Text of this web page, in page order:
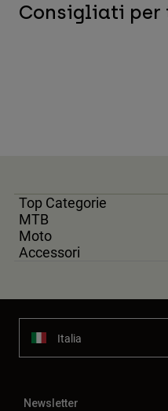
Consigliati per
Top Categorie
MTB
Moto
Accessori
Italia
Newsletter